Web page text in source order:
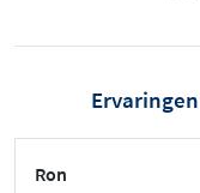
Ron